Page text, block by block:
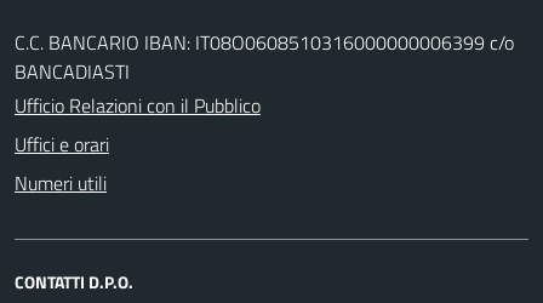
C.C. BANCARIO IBAN: IT08O0608510316000000006399 c/o
BANCADIASTI
Ufficio Relazioni con il Pubblico
Uffici e orari
Numeri utili
CONTATTI D.P.O.